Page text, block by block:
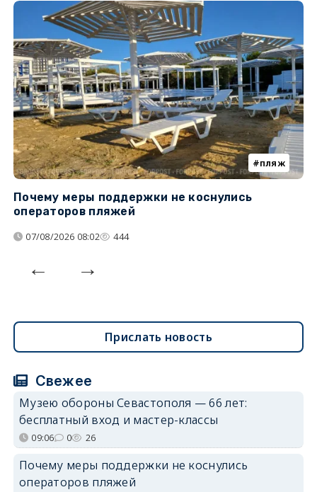
пляж
Почему меры поддержки не коснулись
операторов пляжей
07/08/2026 08:02 444
Прислать новость
Свежее
Музею обороны Севастополя — 66 лет:
бесплатный вход и мастер-классы
09:06 0 26
Почему меры поддержки не коснулись
операторов пляжей